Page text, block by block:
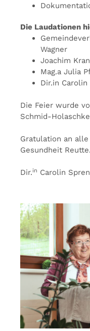
Die Laudationen
Wagner
Joachim
Mag.a Julia
Dir.in Carolin
Die Feier wurde
Schmid-
Gratulation an
Gesundheit Reutte.
Dir.in Carolin